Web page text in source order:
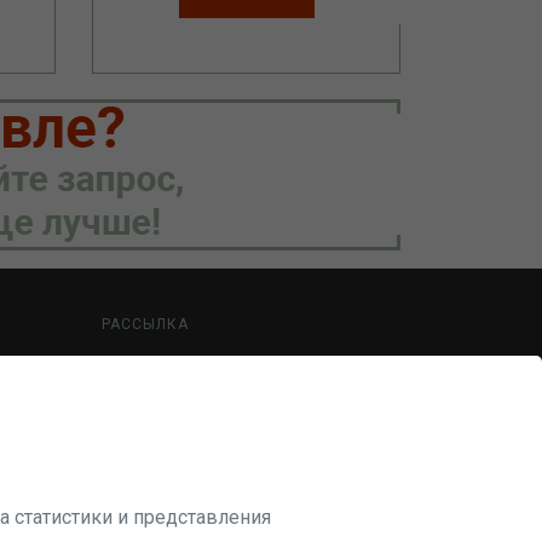
РАССЫЛКА
и представления